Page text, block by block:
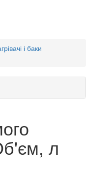
і баки
л